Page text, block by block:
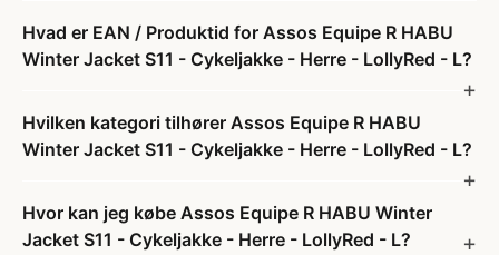
Hvad er EAN / Produktid for Assos Equipe R HABU
Winter Jacket S11 - Cykeljakke - Herre - LollyRed - L?
Hvilken kategori tilhører Assos Equipe R HABU
Winter Jacket S11 - Cykeljakke - Herre - LollyRed - L?
Hvor kan jeg købe Assos Equipe R HABU Winter
Jacket S11 - Cykeljakke - Herre - LollyRed - L?